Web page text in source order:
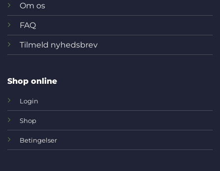
Om os
FAQ
Tilmeld nyhedsbrev
Shop online
Login
Shop
Betingelser